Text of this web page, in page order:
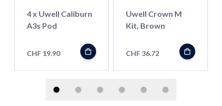
4 x Uwell Caliburn
A3s Pod
CHF 19.90
Uwell Crown M
Kit, Brown
CHF 36.72